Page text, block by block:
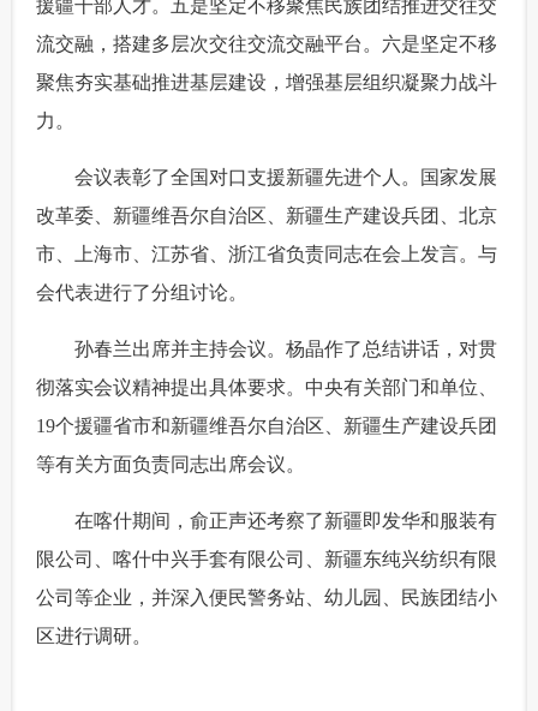
援疆干部人才。五是坚定不移聚焦民族团结推进交往交
流交融，搭建多层次交往交流交融平台。六是坚定不移
聚焦夯实基础推进基层建设，增强基层组织凝聚力战斗
力。
会议表彰了全国对口支援新疆先进个人。国家发展
改革委、新疆维吾尔自治区、新疆生产建设兵团、北京
市、上海市、江苏省、浙江省负责同志在会上发言。与
会代表进行了分组讨论。
孙春兰出席并主持会议。杨晶作了总结讲话，对贯
彻落实会议精神提出具体要求。中央有关部门和单位、
19个援疆省市和新疆维吾尔自治区、新疆生产建设兵团
等有关方面负责同志出席会议。
在喀什期间，俞正声还考察了新疆即发华和服装有
限公司、喀什中兴手套有限公司、新疆东纯兴纺织有限
公司等企业，并深入便民警务站、幼儿园、民族团结小
区进行调研。